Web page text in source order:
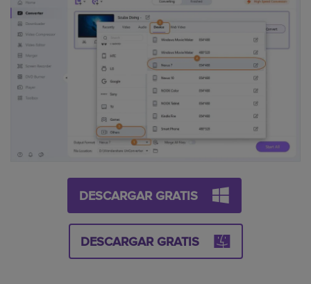
DESCARGAR GRATIS
DESCARGAR GRATIS